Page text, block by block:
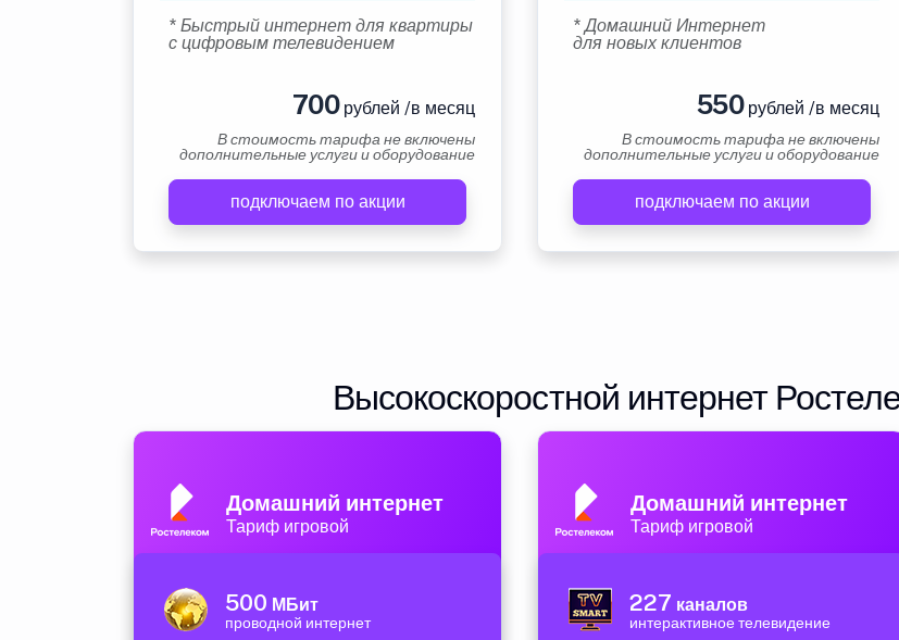
* Быстрый интернет для квартиры
с цифровым телевидением
700рублей /в месяц
В стоимость тарифа не включены
дополнительные услуги и оборудование
подключаем по акции
* Домашний Интернет
для новых клиентов
550рублей /в месяц
В стоимость тарифа не включены
дополнительные услуги и оборудование
подключаем по акции
Высокоскоростной интернет
Домашний интернет
Тариф игровой
500 МБит
проводной интернет
Домашний интернет
Тариф игровой
227 каналов
интерактивное телевидение